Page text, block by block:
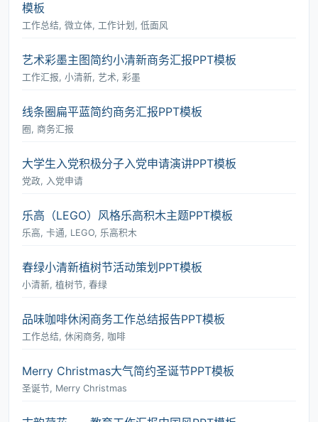
模板
工作总结, 微立体, 工作计划, 低面风
艺术彩墨主图简约小清新商务汇报PPT模板
工作汇报, 小清新, 艺术, 彩墨
线条圈扁平蓝简约商务汇报PPT模板
圈, 商务汇报
大学生入党积极分子入党申请演讲PPT模板
党政, 入党申请
乐高（LEGO）风格乐高积木主题PPT模板
乐高, 卡通, LEGO, 乐高积木
春绿小清新植树节活动策划PPT模板
小清新, 植树节, 春绿
品味咖啡休闲商务工作总结报告PPT模板
工作总结, 休闲商务, 咖啡
Merry Christmas大气简约圣诞节PPT模板
圣诞节, Merry Christmas